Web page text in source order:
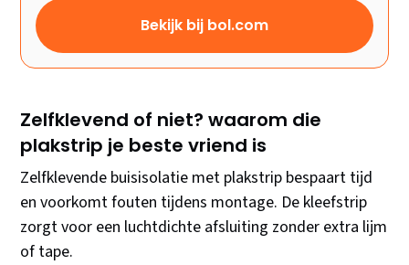
Bekijk bij bol.com
Zelfklevend of niet? waarom die
plakstrip je beste vriend is
Zelfklevende buisisolatie met plakstrip bespaart tijd
en voorkomt fouten tijdens montage. De kleefstrip
zorgt voor een luchtdichte afsluiting zonder extra lijm
of tape.